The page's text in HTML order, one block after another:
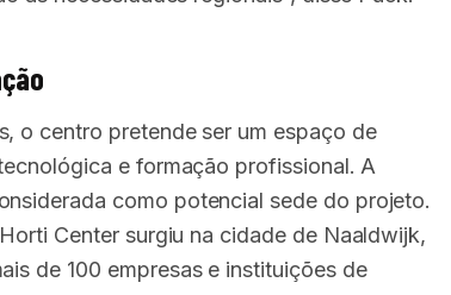
o centro pretende ser um espaço de
e formação profissional. A
como potencial sede do projeto.
Center surgiu na cidade de Naaldwijk,
de 100 empresas e instituições de